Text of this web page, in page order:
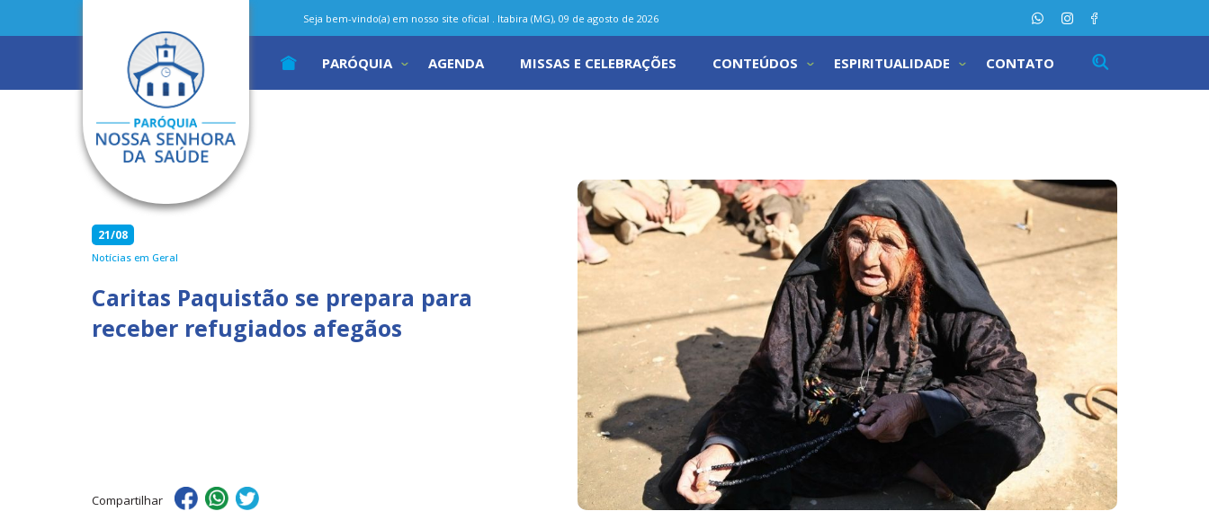
Seja bem-vindo(a) em nosso site oficial . Itabira (MG), 09 de agosto de 2026
PARÓQUIA AGENDA MISSAS E CELEBRAÇÕES CONTEÚDOS ESPIRITUALIDADE CONTATO
21/08
Notícias em Geral
Caritas Paquistão se prepara para
receber refugiados afegãos
Compartilhar